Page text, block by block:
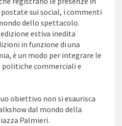
sui social, i commenti
dello spettacolo.
estiva inedita
in funzione di una
è un modo per integrare le
commerciali e
obiettivo non si esaurisca
dal mondo della
Palmieri.